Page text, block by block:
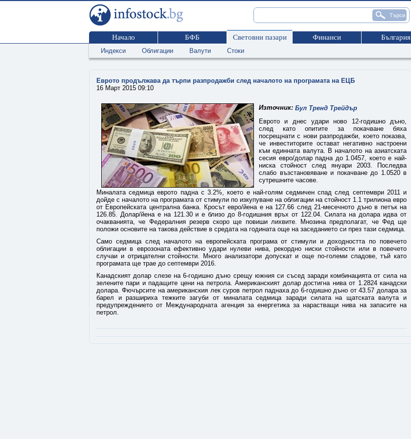
Начало БФБ Световни пазари Финанси България
Индекси Облигации Валути Стоки
Еврото продължава да търпи разпродажби след началото на програмата на ЕЦБ
16 Март 2015 09:10
Източник: Бул Тренд Трейдър
Еврото и днес удари ново 12-годишно дъно,
след като опитите за покачване бяха
посрещнати с нови разпродажби, което показва,
че инвеститорите остават негативно настроени
към единната валута. В началото на азиатската
сесия евро/долар падна до 1.0457, което е най-
ниска стойност след януари 2003. Последва
слабо възстановяване и покачване до 1.0520 в
сутрешните часове.
Миналата седмица еврото падна с 3.2%, което е най-голям седмичен спад след септември 2011 и
дойде с началото на програмата от стимули по изкупуване на облигации на стойност 1.1 трилиона евро
от Европейската централна банка. Кросът евро/йена е на 127.66 след 21-месечното дъно в петък на
126.85. Долар/йена е на 121.30 и е близо до 8-годишния връх от 122.04. Силата на долара идва от
очакванията, че Федералния резерв скоро ще повиши лихвите. Мнозина предполагат, че Фед ще
положи основите на такова действие в средата на годината още на заседанието си през тази седмица.
Само седмица след началото на европейската програма от стимули и доходността по повечето
облигации в еврозоната ефективно удари нулеви нива, рекордно ниски стойности или в повечето
случаи и отрицателни стойности. Много анализатори допускат и още по-големи спадове, тъй като
програмата ще трае до септември 2016.
Канадският долар слезе на 6-годишно дъно срещу южния си съсед заради комбинацията от сила на
зелените пари и падащите цени на петрола. Американският долар достигна нива от 1.2824 канадски
долара. Фючърсите на американския лек суров петрол паднаха до 6-годишно дъно от 43.57 долара за
барел и разшириха тежките загуби от миналата седмица заради силата на щатската валута и
предупреждението от Международната агенция за енергетика за нарастващи нива на запасите на
петрол.